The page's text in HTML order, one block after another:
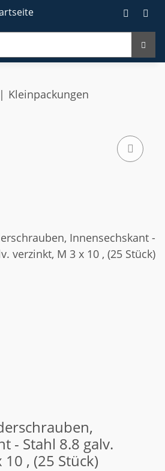
Kleinpackungen
- Stahl 8.8 galv.
, (25 Stück)